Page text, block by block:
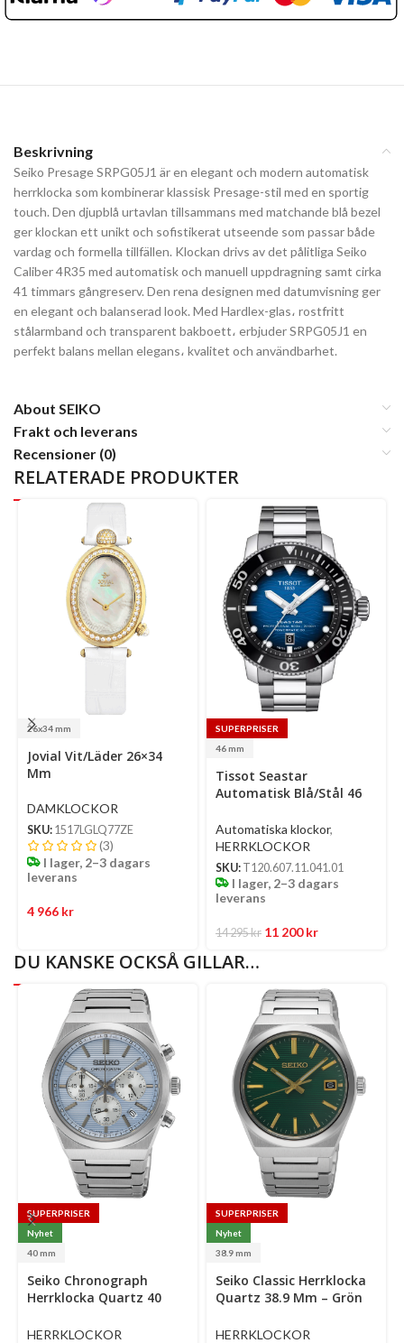
Beskrivning
Seiko Presage SRPG05J1 är en elegant och modern automatisk
herrklocka som kombinerar klassisk Presage-stil med en sportig
touch. Den djupblå urtavlan tillsammans med matchande blå bezel
ger klockan ett unikt och sofistikerat utseende som passar både
vardag och formella tillfällen. Klockan drivs av det pålitliga Seiko
Caliber 4R35 med automatisk och manuell uppdragning samt cirka
41 timmars gångreserv. Den rena designen med datumvisning ger
en elegant och balanserad look. Med Hardlex-glas، rostfritt
stålarmband och transparent bakboett، erbjuder SRPG05J1 en
perfekt balans mellan elegans، kvalitet och användbarhet.
About SEIKO
Frakt och leverans
Recensioner (0)
RELATERADE PRODUKTER
26x34 mm
options
Jovial Vit/Läder 26×34
Mm
DAMKLOCKOR
SKU: 1517LGLQ77ZE
(3)
I lager, 2–3 dagars
leverans
4 966 kr
SUPERPRISER
46 mm
options
Tissot Seastar
Automatisk Blå/Stål 46
Automatiska klockor,
HERRKLOCKOR
SKU: T120.607.11.041.01
I lager, 2–3 dagars
leverans
14 295kr 11 200kr
DU KANSKE OCKSÅ GILLAR…
SUPERPRISER
Nyhet
40 mm
Select
options
Seiko Chronograph
Herrklocka Quartz 40
Urtavla Med Stållänk
HERRKLOCKOR
SUPERPRISER
Nyhet
38.9 mm
Select
options
Seiko Classic Herrklocka
Quartz 38.9 Mm – Grön
Stållänk
HERRKLOCKOR